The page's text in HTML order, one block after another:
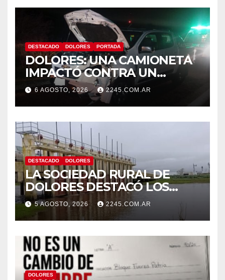
DESTACADO DOLORES PORTADA
DOLORES: UNA CAMIONETA
IMPACTÓ CONTRA UN
ANIMAL VACUNO EN LA
RUTA 63
6 AGOSTO, 2026 2245.COM.AR
DESTACADO DOLORES
LA SOCIEDAD RURAL DE
DOLORES DESTACÓ LOS
TRABAJOS HIDRÁULICOS
REALIZADOS EN EL CANAL 1
5 AGOSTO, 2026 2245.COM.AR
DOLORES